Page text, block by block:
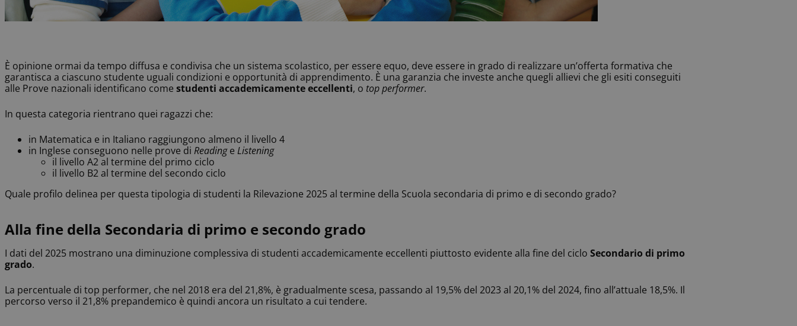
È opinione ormai da tempo diffusa e condivisa che un sistema scolastico, per essere equo, deve essere in grado di realizzare un’offerta formativa che
garantisca a ciascuno studente uguali condizioni e opportunità di apprendimento. È una garanzia che investe anche quegli allievi che gli esiti conseguiti
alle Prove nazionali identificano come studenti accademicamente eccellenti, o top performer.
In questa categoria rientrano quei ragazzi che:
in Matematica e in Italiano raggiungono almeno il livello 4
in Inglese conseguono nelle prove di Readinge Listening
il livello A2 al termine del primo ciclo
il livello B2 al termine del secondo ciclo
Quale profilo delinea per questa tipologia di studenti la Rilevazione 2025 al termine della Scuola secondaria di primo e di secondo grado?
Alla fine della Secondaria di primo e secondo grado
I dati del 2025 mostrano una diminuzione complessiva di studenti accademicamente eccellenti piuttosto evidente alla fine del ciclo Secondario di primo
grado.
La percentuale di top performer, che nel 2018 era del 21,8%, è gradualmente scesa, passando al 19,5% del 2023 al 20,1% del 2024, fino all’attuale 18,5%. Il
percorso verso il 21,8% prepandemico è quindi ancora un risultato a cui tendere.